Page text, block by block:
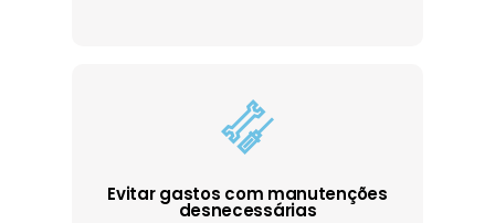
Evitar gastos com manutenções
desnecessárias